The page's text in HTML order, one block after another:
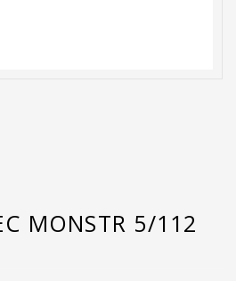
MONSTR 5/112